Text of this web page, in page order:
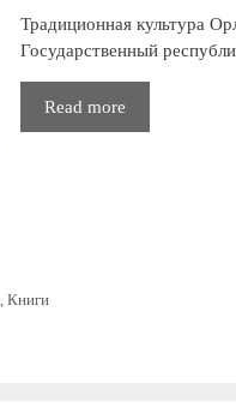
Традиционная культура
Государственный
Read more
культура
Книги